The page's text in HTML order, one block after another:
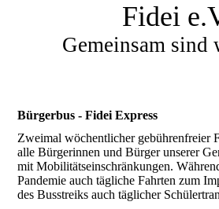
Fidei
Gemeinsam sind
Bürgerbus - Fidei Express
Zweimal wöchentlicher gebührenfreier
alle Bürgerinnen und Bürger unserer
mit Mobilitätseinschränkungen.
Pandemie auch tägliche Fahrten zum
des Busstreiks auch täglicher